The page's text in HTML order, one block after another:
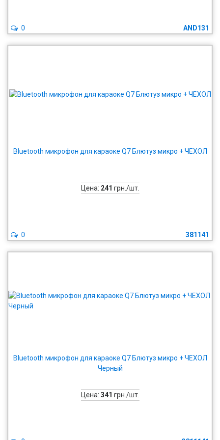
AND131
0
Bluetooth микрофон для караоке Q7 Блютуз микро + ЧЕХОЛ
Цена: 241 грн./шт.
381141
0
Bluetooth микрофон для караоке Q7 Блютуз микро + ЧЕХОЛ
Черный
Цена: 341 грн./шт.